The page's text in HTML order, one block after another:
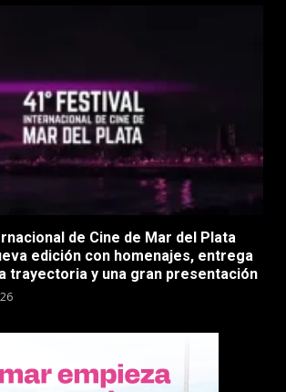
de Cine de Mar del Plata
edición con homenajes, entrega
trayectoria y una gran presentación